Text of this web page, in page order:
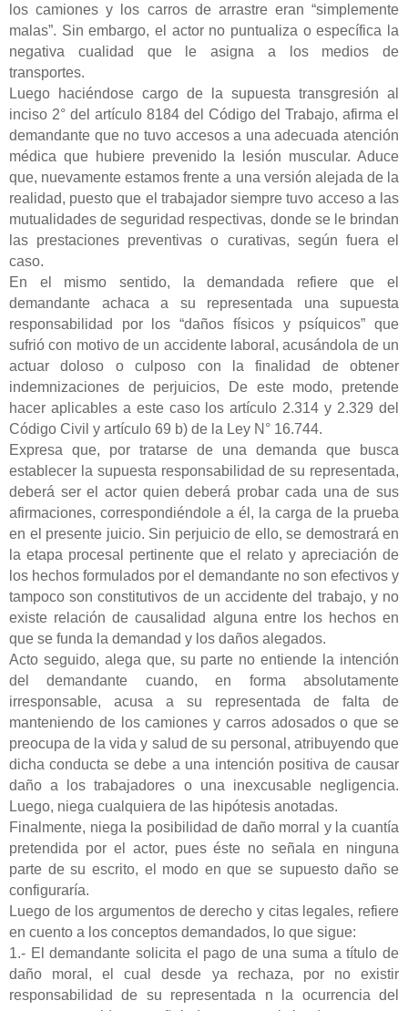
los camiones y los carros de arrastre eran “simplemente
malas”. Sin embargo, el actor no puntualiza o específica la
negativa cualidad que le asigna a los medios de
transportes.
Luego haciéndose cargo de la supuesta transgresión al
inciso 2° del artículo 8184 del Código del Trabajo, afirma el
demandante que no tuvo accesos a una adecuada atención
médica que hubiere prevenido la lesión muscular. Aduce
que, nuevamente estamos frente a una versión alejada de la
realidad, puesto que el trabajador siempre tuvo acceso a las
mutualidades de seguridad respectivas, donde se le brindan
las prestaciones preventivas o curativas, según fuera el
caso.
En el mismo sentido, la demandada refiere que el
demandante achaca a su representada una supuesta
responsabilidad por los “daños físicos y psíquicos” que
sufrió con motivo de un accidente laboral, acusándola de un
actuar doloso o culposo con la finalidad de obtener
indemnizaciones de perjuicios, De este modo, pretende
hacer aplicables a este caso los artículo 2.314 y 2.329 del
Código Civil y artículo 69 b) de la Ley N° 16.744.
Expresa que, por tratarse de una demanda que busca
establecer la supuesta responsabilidad de su representada,
deberá ser el actor quien deberá probar cada una de sus
afirmaciones, correspondiéndole a él, la carga de la prueba
en el presente juicio. Sin perjuicio de ello, se demostrará en
la etapa procesal pertinente que el relato y apreciación de
los hechos formulados por el demandante no son efectivos y
tampoco son constitutivos de un accidente del trabajo, y no
existe relación de causalidad alguna entre los hechos en
que se funda la demandad y los daños alegados.
Acto seguido, alega que, su parte no entiende la intención
del demandante cuando, en forma absolutamente
irresponsable, acusa a su representada de falta de
manteniendo de los camiones y carros adosados o que se
preocupa de la vida y salud de su personal, atribuyendo que
dicha conducta se debe a una intención positiva de causar
daño a los trabajadores o una inexcusable negligencia.
Luego, niega cualquiera de las hipótesis anotadas.
Finalmente, niega la posibilidad de daño morral y la cuantía
pretendida por el actor, pues éste no señala en ninguna
parte de su escrito, el modo en que se supuesto daño se
configuraría.
Luego de los argumentos de derecho y citas legales, refiere
en cuento a los conceptos demandados, lo que sigue:
1.- El demandante solicita el pago de una suma a título de
daño moral, el cual desde ya rechaza, por no existir
responsabilidad de su representada n la ocurrencia del